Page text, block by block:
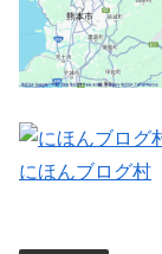
にほんブログ村